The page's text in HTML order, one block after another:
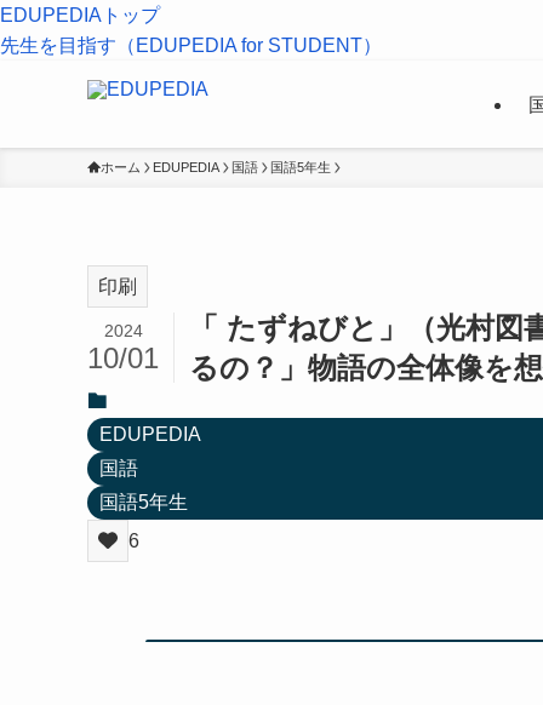
EDUPEDIAトップ
先生を目指す（EDUPEDIA for STUDENT）
ホーム EDUPEDIA 国語 国語5年生
印刷
「 たずねびと」（光村
るの？」物語の全体像を
2024
10/01
EDUPEDIA
国語
国語5年生
6